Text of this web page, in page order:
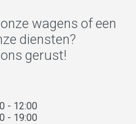
wagens of een
diensten?
gerust!
- 12:00
- 19:00